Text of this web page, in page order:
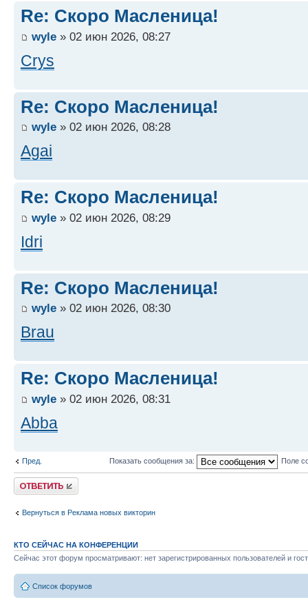
Re: Скоро Масленица!
wyle » 02 июн 2026, 08:27
Crys
Re: Скоро Масленица!
wyle » 02 июн 2026, 08:28
Agai
Re: Скоро Масленица!
wyle » 02 июн 2026, 08:29
Idri
Re: Скоро Масленица!
wyle » 02 июн 2026, 08:30
Brau
Re: Скоро Масленица!
wyle » 02 июн 2026, 08:31
Abba
Пред. Показать сообщения за: Поле
Ответить
Вернуться в Реклама новых викторин
КТО СЕЙЧАС НА КОНФЕРЕНЦИИ
Сейчас этот форум просматривают: нет зарегистрированных пользователей и
Список форумов